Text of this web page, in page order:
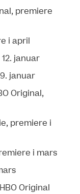
premiere
i april
januar
januar
Original,
premiere i
i mars
Original